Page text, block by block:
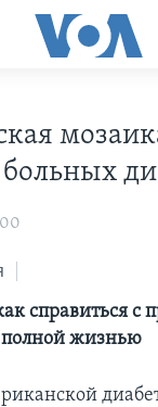
ИСТОРИЯ
ГОРОДКИ
ФЕЙКОВ
больных
справиться с
полной жизнью